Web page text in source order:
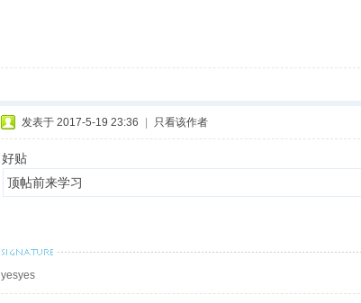
发表于 2017-5-19 23:36 只看该作者
好贴
顶帖前来学习
yesyes